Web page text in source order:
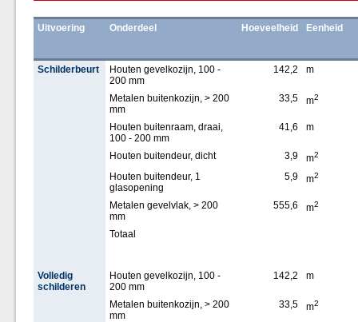
Uitvoering Onderdeel Hoeveelheid Eenheid
Schilderbeurt
Houten gevelkozijn, 100 -
200 mm
142,2 m
Metalen buitenkozijn, > 200
mm
33,5 m2
Houten buitenraam, draai,
100 - 200 mm
41,6 m
Houten buitendeur, dicht 3,9 m2
Houten buitendeur, 1
glasopening
5,9 m2
Metalen gevelvlak, > 200
mm
555,6 m2
Totaal
Volledig
schilderen
Houten gevelkozijn, 100 -
200 mm
142,2 m
Metalen buitenkozijn, > 200
mm
33,5 m2